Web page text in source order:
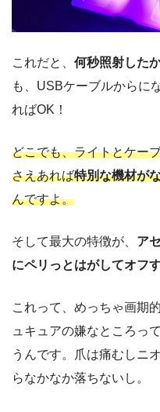
これだと、 何秒照射した
も、USBケーブルからに
ればOK！
どこでも、ライトとケー
さえあれば特別な機材が
んですよ。
そして最大の特徴が、 ア
にペリっとはがしてオフ
これって、めっちゃ画期
ュキュアの嫌なところっ
うんです。爪は痛むしニ
らなかなか落ちないし。